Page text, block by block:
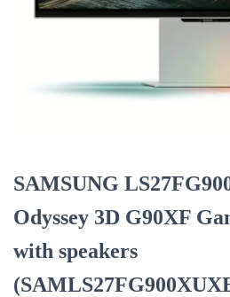
SAMSUNG
Odyssey 3D G90XF
with speakers